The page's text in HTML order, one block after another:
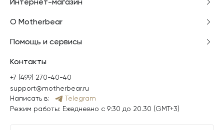
О Motherbear
Помощь и сервисы
Контакты
+7 (499) 270-40-40
support@motherbear.ru
Написать в:
Telegram
Режим работы: Ежедневно с 9:30 до 20.30 (GMT+3)